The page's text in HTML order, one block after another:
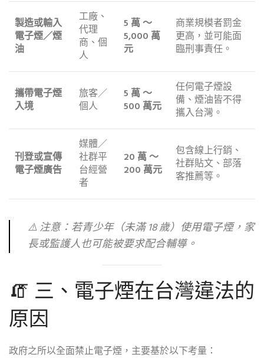
製造或輸入
電子煙／煙
油
工廠、
代理
商、個
人
5 萬 ～
5,000 萬
元
商業規模者罰金
更高，並可能面
臨刑事責任。
攜帶電子煙
入境
旅客／
個人
5 萬 ～
500 萬元
任何電子煙設
備、煙油皆不得
攜入台灣。
刊登或宣傳
電子煙廣告
媒體／
社群平
台經營
者
20 萬 ～
200 萬元
包含線上行銷、
社群貼文、部落
客推薦等。
⚠️ 注意：若青少年（未滿 18 歲）使用電子煙，家
長或監護人也可能被要求配合輔導。
🧯 三、電子煙在台灣違法的
原因
政府之所以全面禁止電子煙，主要基於以下考量：